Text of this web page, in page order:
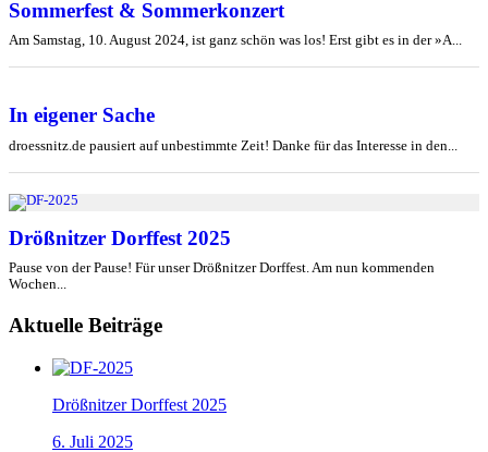
Sommerfest & Sommerkonzert
Am Samstag, 10. August 2024, ist ganz schön was los! Erst gibt es in der »A...
In eigener Sache
droessnitz.de pausiert auf unbestimmte Zeit! Danke für das Interesse in den...
Drößnitzer Dorffest 2025
Pause von der Pause! Für unser Drößnitzer Dorffest. Am nun kommenden
Wochen...
Aktuelle Beiträge
Drößnitzer Dorffest 2025
6. Juli 2025